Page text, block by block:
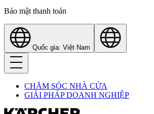
Bảo mật thanh toán
Quốc gia: Việt Nam
CHĂM SÓC NHÀ CỬA
GIẢI PHÁP DOANH NGHIỆP